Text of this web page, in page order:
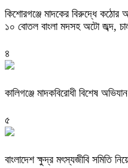
কিশোরগঞ্জে মাদকের বিরুদ্ধে কঠোর
১০ বোতল বাংলা মদসহ অটো জব্দ,
৪
কালিগঞ্জে মাদকবিরোধী বিশেষ
৫
বাংলাদেশ ক্ষুদ্র মৎস্যজীবি সমিতি